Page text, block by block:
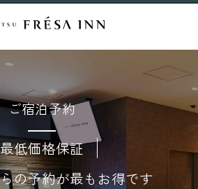
ご宿泊予約
最低価格保証
の予約が最もお得です